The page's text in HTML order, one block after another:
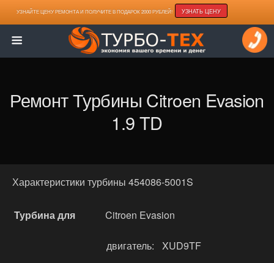
УЗНАЙТЕ ЦЕНУ РЕМОНТА И ПОЛУЧИТЕ В ПОДАРОК 2000 РУБЛЕЙ! УЗНАТЬ ЦЕНУ
Ремонт Турбины Citroen Evasion
1.9 TD
Характеристики турбины 454086-5001S
Турбина для Citroen Evasion
двигатель: XUD9TF